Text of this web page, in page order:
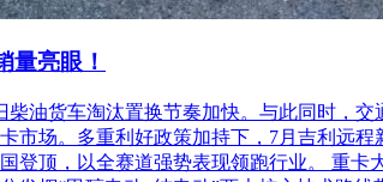
量亮眼！
柴油货车淘汰置换节奏加快。与此同时，
场。多重利好政策加持下，7月吉利远
登顶，以全赛道强势表现领跑行业。 重